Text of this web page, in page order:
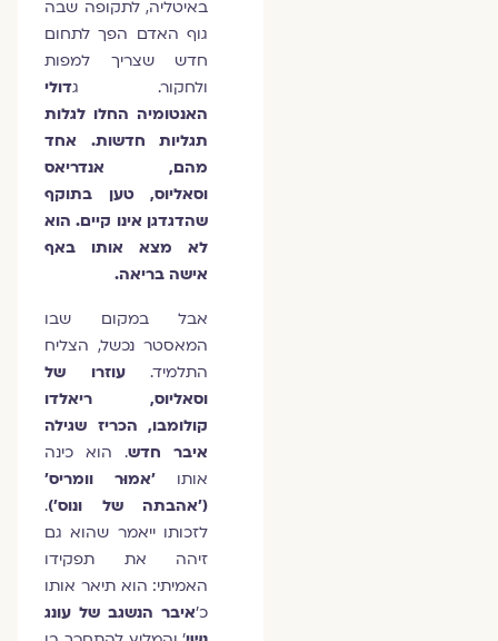
באיטליה, לתקופה שבה
גוף האדם הפך לתחום
חדש שצריך למפות
ולחקור. ג
דולי
האנטומיה החלו לגלות
תגליות חדשות. אחד
מהם, אנדריאס
וסאליוס, טען בתוקף
שהדגדגן אינו קיים. הוא
לא מצא אותו באף
אישה בריאה.
אבל במקום שבו
המאסטר נכשל, הצליח
התלמיד.
עוזרו של
וסאליוס, ריאלדו
קולומבו, הכריז שגילה
איבר חדש. הוא כינה
אותו
'אמוּר וומריס'
('אהבתה של ונוס').
לזכותו ייאמר שהוא גם
זיהה את תפקידו
האמיתי: הוא תיאר אותו
כ'איבר הנשגב של עונג